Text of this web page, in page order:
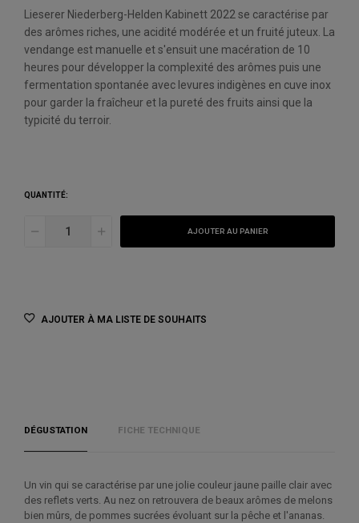
Lieserer Niederberg-Helden Kabinett 2022 se caractérise par
des arômes riches, une acidité modérée et un fruité juteux. La
vendange est manuelle et s'ensuit une macération de 10
heures pour développer la complexité des arômes puis une
fermentation spontanée avec levures indigènes en cuve inox
pour garder la fraîcheur et la pureté des fruits ainsi que la
typicité du terroir.
QUANTITÉ:
AJOUTER AU PANIER
AJOUTER À MA LISTE DE SOUHAITS
DÉGUSTATION FICHE TECHNIQUE
Un vin qui se caractérise par une jolie couleur jaune paille clair avec
des reflets verts. Au nez on retrouvera de beaux arômes de melons
bien mûrs, de pommes sucrées évoluant sur la pêche et l'ananas.